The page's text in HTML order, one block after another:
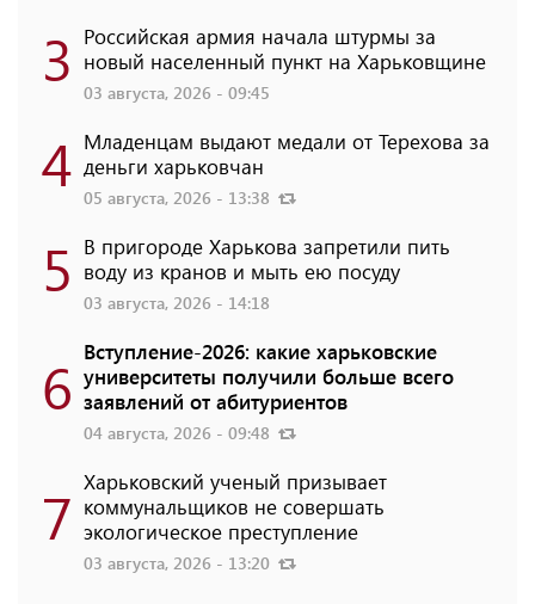
3 Российская армия начала штурмы за
новый населенный пункт на Харьковщине
03 августа, 2026 - 09:45
4 Младенцам выдают медали от Терехова за
деньги харьковчан
05 августа, 2026 - 13:38
5 В пригороде Харькова запретили пить
воду из кранов и мыть ею посуду
03 августа, 2026 - 14:18
6 Вступление-2026: какие харьковские
университеты получили больше всего
заявлений от абитуриентов
04 августа, 2026 - 09:48
7 Харьковский ученый призывает
коммунальщиков не совершать
экологическое преступление
03 августа, 2026 - 13:20